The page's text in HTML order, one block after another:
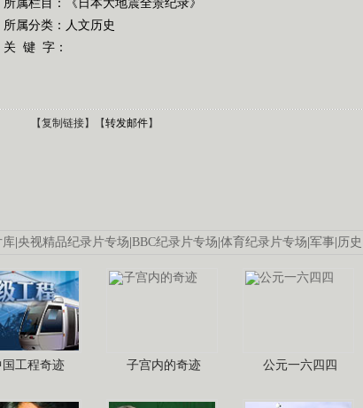
所属分类：人文历史
关 键 字：
【复制链接】【转发邮件】
库 央视精品纪录片专场 BBC纪录片专场 体育纪录片专场 军事 历史
国工程奇迹 子宫内的奇迹 公元一六四四